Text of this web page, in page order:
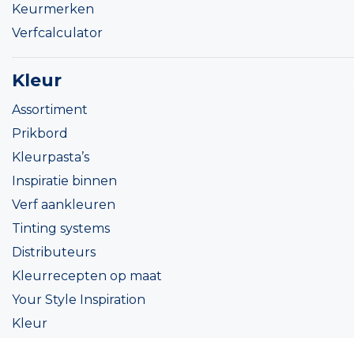
Keurmerken
Verfcalculator
Kleur
Assortiment
Prikbord
Kleurpasta’s
Inspiratie binnen
Verf aankleuren
Tinting systems
Distributeurs
Kleurrecepten op maat
Your Style Inspiration
Kleur